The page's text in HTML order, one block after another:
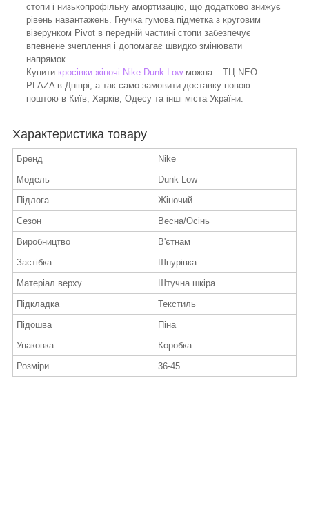
стопи і низькопрофільну амортизацію, що додатково знижує
рівень навантажень. Гнучка гумова підметка з круговим
візерунком Pivot в передній частині стопи забезпечує
впевнене зчеплення і допомагає швидко змінювати
напрямок.
Купити кросівки жіночі Nike Dunk Lowможна – ТЦ NEO
PLAZA в Дніпрі, а так само замовити доставку новою
поштою в Київ, Харків, Одесу та інші міста України.
Характеристика товару
Бренд
Nike
Модель
Dunk Low
Підлога
Жіночий
Сезон
Весна/Осінь
Виробництво
В'єтнам
Застібка
Шнурівка
Матеріал верху
Штучна шкіра
Підкладка
Текстиль
Підошва
Піна
Упаковка
Коробка
Розміри
36-45